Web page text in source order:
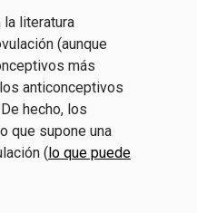
literatura
(aunque
más
anticonceptivos
hecho, los
que supone una
(lo que puede